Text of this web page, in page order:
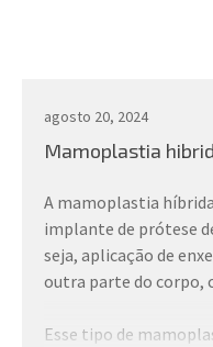
agosto 20, 2024
Mamoplastia
A mamoplastia
implante de prótese
seja, aplicação de
outra parte do corpo,
Esse tipo de